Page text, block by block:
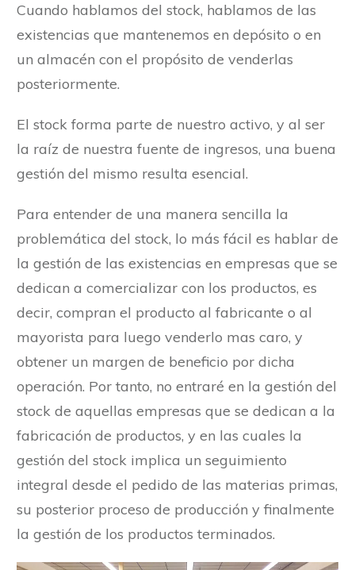
Cuando hablamos del stock, hablamos de las
existencias que mantenemos en depósito o en
un almacén con el propósito de venderlas
posteriormente.
El stock forma parte de nuestro activo, y al ser
la raíz de nuestra fuente de ingresos, una buena
gestión del mismo resulta esencial.
Para entender de una manera sencilla la
problemática del stock, lo más fácil es hablar de
la gestión de las existencias en empresas que se
dedican a comercializar con los productos, es
decir, compran el producto al fabricante o al
mayorista para luego venderlo mas caro, y
obtener un margen de beneficio por dicha
operación. Por tanto, no entraré en la gestión del
stock de aquellas empresas que se dedican a la
fabricación de productos, y en las cuales la
gestión del stock implica un seguimiento
integral desde el pedido de las materias primas,
su posterior proceso de producción y finalmente
la gestión de los productos terminados.